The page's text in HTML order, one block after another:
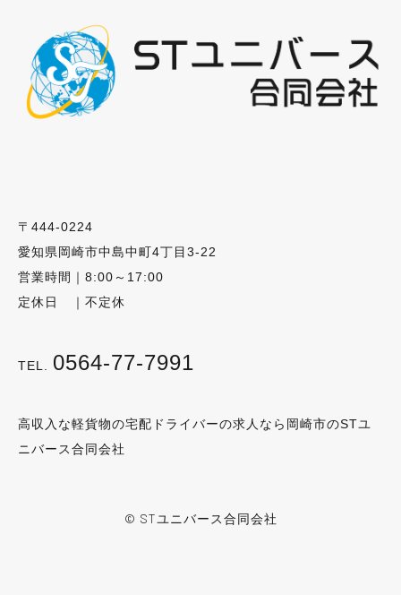
〒444-0224
愛知県岡崎市中島中町4丁目3-22
営業時間｜8:00～17:00
定休日 ｜不定休
TEL. 0564-77-7991
高収入な軽貨物の宅配ドライバーの求人なら岡崎市のSTユ
ニバース合同会社
© STユニバース合同会社